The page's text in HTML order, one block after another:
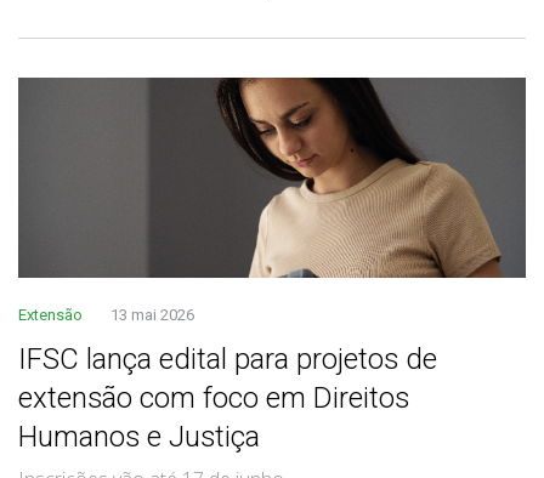
Extensão 13 mai 2026
IFSC lança edital para projetos de
extensão com foco em Direitos
Humanos e Justiça